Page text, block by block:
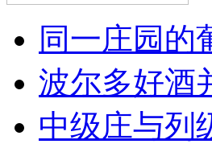
同一庄园的
波尔多好酒
中级庄与列